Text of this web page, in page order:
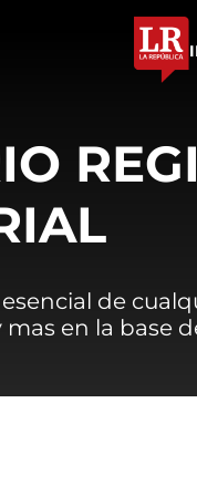
de
mas en la base